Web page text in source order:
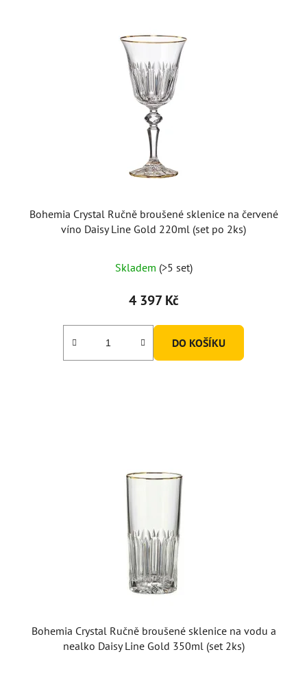
Bohemia Crystal Ručně broušené sklenice na červené
víno Daisy Line Gold 220ml (set po 2ks)
Skladem (>5 set)
4 397 Kč
DO KOŠÍKU
Bohemia Crystal Ručně broušené sklenice na vodu a
nealko Daisy Line Gold 350ml (set 2ks)